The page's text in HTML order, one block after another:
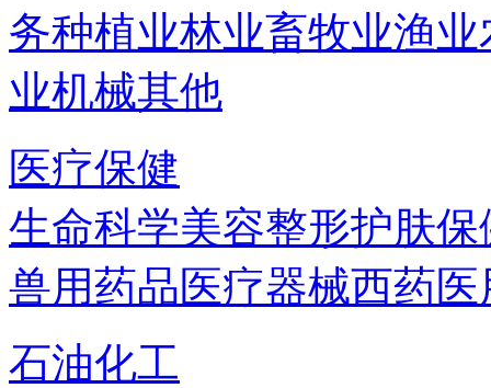
务种植业林业畜牧业渔业
业机械其他
医疗保健
生命科学美容整形护肤保
兽用药品医疗器械西药
石油化工